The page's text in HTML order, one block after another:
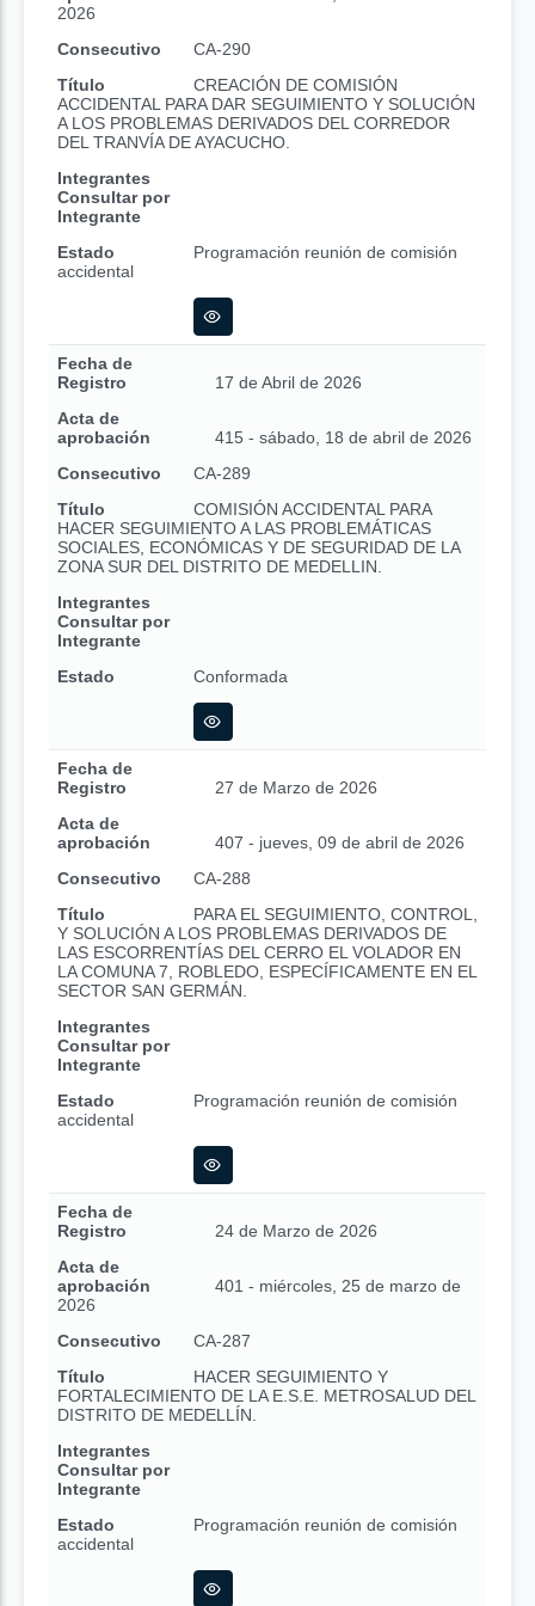
2026
Consecutivo
CA-290
Título
CREACIÓN DE COMISIÓN
ACCIDENTAL PARA DAR SEGUIMIENTO Y SOLUCIÓN
A LOS PROBLEMAS DERIVADOS DEL CORREDOR
DEL TRANVÍA DE AYACUCHO.
Integrantes
Consultar por
Integrante
Estado
Programación reunión de comisión
accidental
Fecha de
Registro
17 de Abril de 2026
Acta de
aprobación
415 - sábado, 18 de abril de 2026
Consecutivo
CA-289
Título
COMISIÓN ACCIDENTAL PARA
HACER SEGUIMIENTO A LAS PROBLEMÁTICAS
SOCIALES, ECONÓMICAS Y DE SEGURIDAD DE LA
ZONA SUR DEL DISTRITO DE MEDELLIN.
Integrantes
Consultar por
Integrante
Estado
Conformada
Fecha de
Registro
27 de Marzo de 2026
Acta de
aprobación
407 - jueves, 09 de abril de 2026
Consecutivo
CA-288
Título
PARA EL SEGUIMIENTO, CONTROL,
Y SOLUCIÓN A LOS PROBLEMAS DERIVADOS DE
LAS ESCORRENTÍAS DEL CERRO EL VOLADOR EN
LA COMUNA 7, ROBLEDO, ESPECÍFICAMENTE EN EL
SECTOR SAN GERMÁN.
Integrantes
Consultar por
Integrante
Estado
Programación reunión de comisión
accidental
Fecha de
Registro
24 de Marzo de 2026
Acta de
aprobación
401 - miércoles, 25 de marzo de
2026
Consecutivo
CA-287
Título
HACER SEGUIMIENTO Y
FORTALECIMIENTO DE LA E.S.E. METROSALUD DEL
DISTRITO DE MEDELLÍN.
Integrantes
Consultar por
Integrante
Estado
Programación reunión de comisión
accidental